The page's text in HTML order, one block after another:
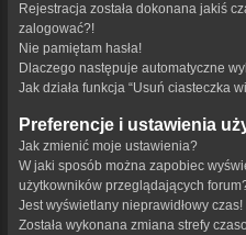
Rejestracja została dokonana jakiś
zalogować?!
Nie pamiętam hasła!
Dlaczego następuje automatyczne
Jak działa funkcja “Usuń ciasteczka
Preferencje i ustawienia
Jak zmienić moje ustawienia?
W jaki sposób można zapobiec
użytkowników przeglądających
Jest wyświetlany nieprawidłowy czas!
Została wykonana zmiana strefy